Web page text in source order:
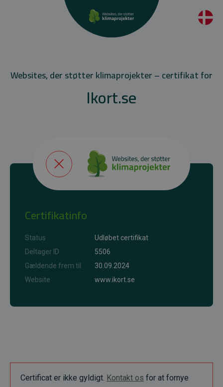
Websites, der støtter klimaprojekter – certifikat for
Ikort.se
Certifikatinfo
Status
Udløbet certifikat
Deltager ID
5506
Gældende frem til
30.09.2024
Website
www.ikort.se
Certificat er ikke gyldigt. Kontakt os for at fornye